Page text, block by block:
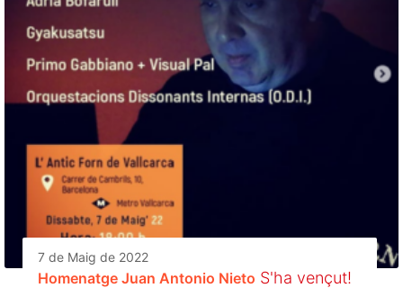
7 de Maig de 2022
Homenatge Juan Antonio Nieto S'ha vençut!